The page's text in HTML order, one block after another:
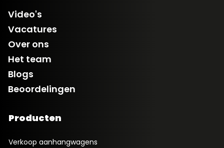
Video's
Vacatures
Over ons
Het team
Blogs
Beoordelingen
Producten
Verkoop aanhangwagens